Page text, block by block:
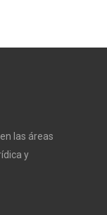
las áreas
y